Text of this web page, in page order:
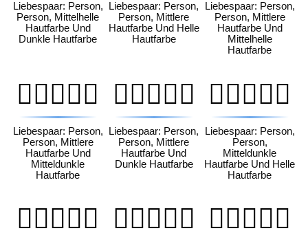
Liebespaar: Person,
Person, Mittelhelle
Hautfarbe Und
Dunkle Hautfarbe
Liebespaar: Person,
Person, Mittlere
Hautfarbe Und Helle
Hautfarbe
Liebespaar: Person,
Person, Mittlere
Hautfarbe Und
Mittelhelle
Hautfarbe
🧑🏽‍❤️‍🧑🏾
Liebespaar: Person,
Person, Mittlere
Hautfarbe Und
Mitteldunkle
Hautfarbe
🧑🏽‍❤️‍🧑🏿
Liebespaar: Person,
Person, Mittlere
Hautfarbe Und
Dunkle Hautfarbe
🧑🏾‍❤️‍🧑🏻
Liebespaar: Person,
Person,
Mitteldunkle
Hautfarbe Und Helle
Hautfarbe
🧑🏾‍❤️‍🧑🏼 🧑🏾‍❤️‍🧑🏽 🧑🏾‍❤️‍🧑🏿